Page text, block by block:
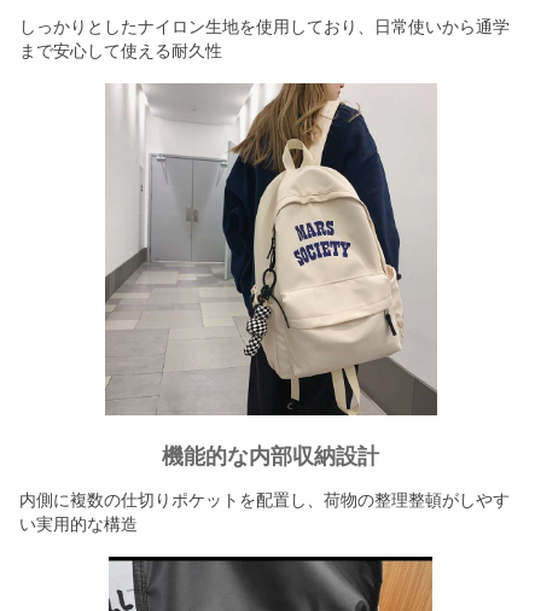
しっかりとしたナイロン生地を使用しており、日常使いから通学
まで安心して使える耐久性
機能的な内部収納設計
内側に複数の仕切りポケットを配置し、荷物の整理整頓がしやす
い実用的な構造